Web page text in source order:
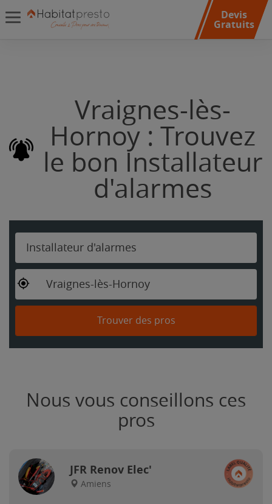
Devis
Gratuits
Vraignes-lès-
Hornoy : Trouvez
le bon Installateur
d'alarmes
Installateur d'alarmes
Vraignes-lès-Hornoy
Trouver des pros
Nous vous conseillons ces
pros
JFR Renov Elec'
Amiens